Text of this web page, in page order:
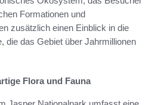
Formationen und
zusätzlich einen Einblick in die
die das Gebiet über Jahrmillionen
Flora und Fauna